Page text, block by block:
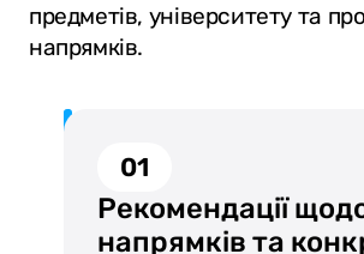
предметів, університету та
напрямків.
01
Рекомендації
напрямків та